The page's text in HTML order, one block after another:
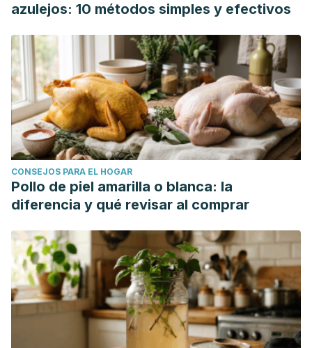
azulejos: 10 métodos simples y efectivos
CONSEJOS PARA EL HOGAR
Pollo de piel amarilla o blanca: la
diferencia y qué revisar al comprar